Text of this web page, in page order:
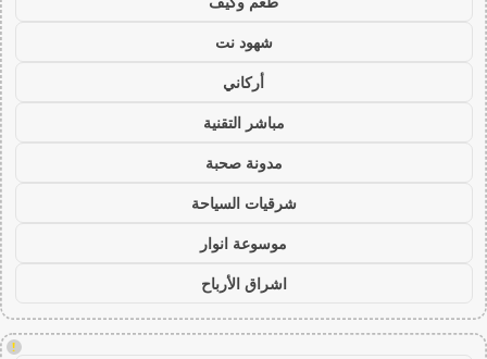
شهود نت
أركاني
مباشر التقنية
مدونة صحبة
شرقيات السياحة
موسوعة انوار
اشراق الأرباح
!